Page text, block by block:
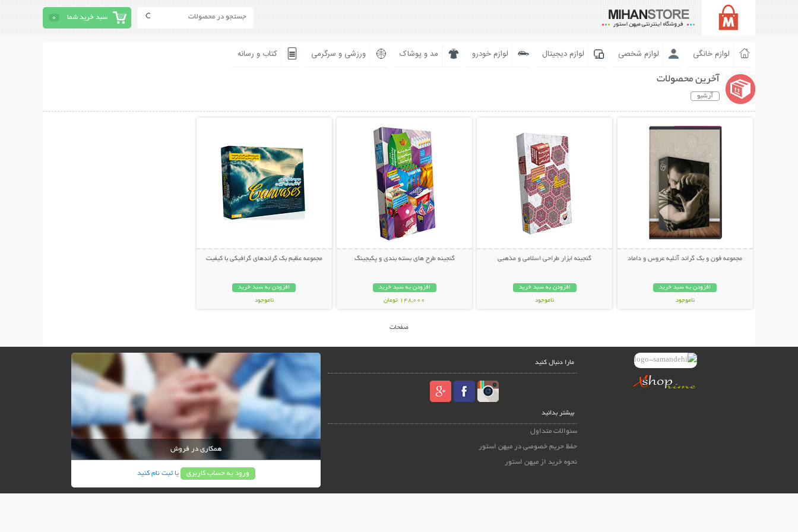
سبد خرید شما 0
لوازم خانگی لوازم شخصی لوازم دیجیتال لوازم خودرو مد و پوشاک ورزشی و سرگرمی کتاب و رسانه
آخرین محصولات
آرشیو
مجموعه فون و بک گراند آتلیه عروس و داماد
افزودن به سبد خرید
ناموجود
گنجینه ابزار طراحی اسلامی و مذهبی
افزودن به سبد خرید
ناموجود
گنجینه طرح های بسته بندی و پکیجینگ
افزودن به سبد خرید
148,000 تومان
مجموعه عظیم بک گراندهای گرافیکی با کیفیت
افزودن به سبد خرید
ناموجود
صفحات
مارا دنبال کنید
بیشتر بدانید
سئوالات متداول
حفظ حریم خصوصی در میهن استور
نحوه خرید از میهن استور
همکاری در فروش
ورود به حساب کاربری یاثبت نام کنید